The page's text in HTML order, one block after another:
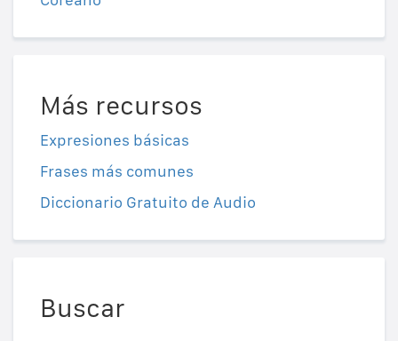
Más recursos
Expresiones básicas
Frases más comunes
Diccionario Gratuito de Audio
Buscar